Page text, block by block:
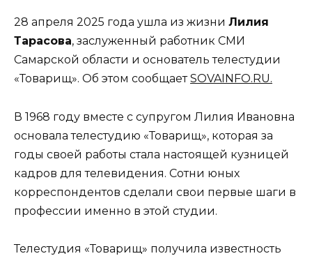
28 апреля 2025 года ушла из жизни Лилия
Тарасова, заслуженный работник СМИ
Самарской области и основатель телестудии
«Товарищ». Об этом сообщаетSOVAINFO.RU.
В 1968 году вместе с супругом Лилия Ивановна
основала телестудию «Товарищ», которая за
годы своей работы стала настоящей кузницей
кадров для телевидения. Сотни юных
корреспондентов сделали свои первые шаги в
профессии именно в этой студии.
Телестудия «Товарищ» получила известность